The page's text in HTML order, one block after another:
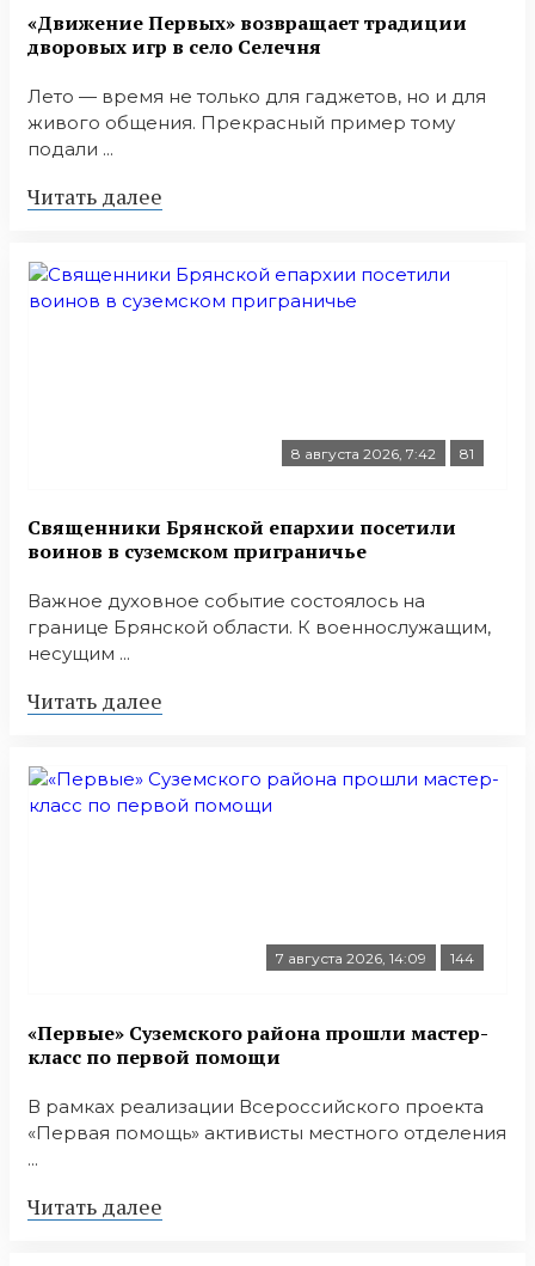
«Движение Первых» возвращает традиции
дворовых игр в село Селечня
Лето — время не только для гаджетов, но и для
живого общения. Прекрасный пример тому
подали ...
Читать далее
8 августа 2026, 7:42 81
Священники Брянской епархии посетили
воинов в суземском приграничье
Важное духовное событие состоялось на
границе Брянской области. К военнослужащим,
несущим ...
Читать далее
7 августа 2026, 14:09 144
«Первые» Суземского района прошли мастер-
класс по первой помощи
В рамках реализации Всероссийского проекта
«Первая помощь» активисты местного отделения
...
Читать далее